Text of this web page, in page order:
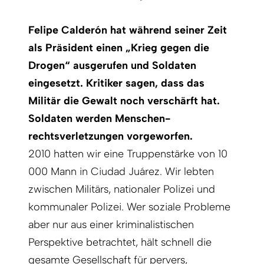
Felipe Calderón hat während seiner Zeit
als Präsident einen „Krieg gegen die
Drogen“ ausgerufen und Soldaten
eingesetzt. Kritiker sagen, dass das
Militär die Gewalt noch verschärft hat.
Soldaten werden Menschen­
rechtsverletzungen vorgeworfen.
2010 hatten wir eine Truppenstärke von 10
000 Mann in Ciudad Juárez. Wir lebten
zwischen Militärs, nationaler Polizei und
kommunaler Polizei. Wer soziale Probleme
aber nur aus einer kriminalistischen
Perspektive betrachtet, hält schnell die
gesamte Gesellschaft für pervers,